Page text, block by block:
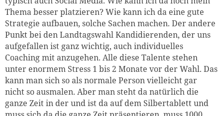
Thema besser platzieren? Wie kann ich da eine gute
Strategie aufbauen, solche Sachen machen. Der andere
Punkt bei den Landtagswahl Kandidierenden, der uns
aufgefallen ist ganz wichtig, auch individuelles
Coaching mit anzugehen. Alle diese Talente stehen
unter enormem Stress 1 bis 2 Monate vor der Wahl. Das
kann man sich so als normale Person vielleicht gar
nicht so ausmalen. Aber man steht da natürlich die
ganze Zeit in der und ist da auf dem Silbertablett und